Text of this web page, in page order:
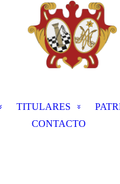
TITULARES
CONTACTO